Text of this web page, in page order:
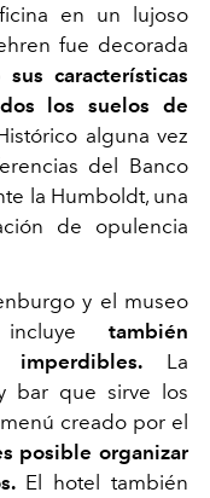
en un lujoso
fue decorada
sus características
los suelos de
alguna vez
del Banco
la Humboldt, una
de opulencia
y el museo
también
imperdibles.La
bar que sirve los
creado por el
posible organizar
El hotel también